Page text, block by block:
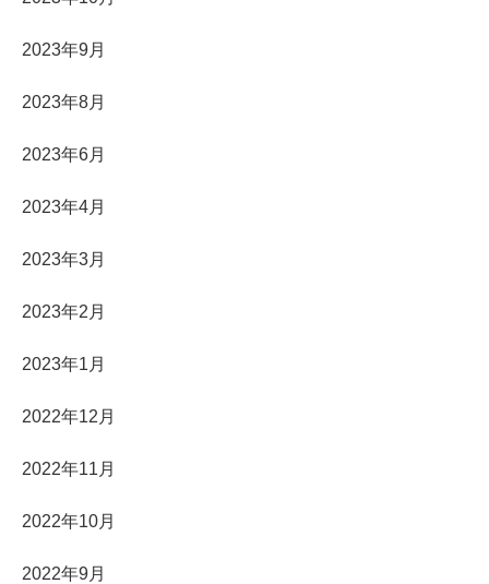
2023年9月
2023年8月
2023年6月
2023年4月
2023年3月
2023年2月
2023年1月
2022年12月
2022年11月
2022年10月
2022年9月